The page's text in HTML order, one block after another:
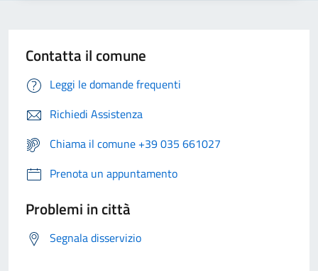
Contatta il comune
Leggi le domande frequenti
Richiedi Assistenza
Chiama il comune +39 035 661027
Prenota un appuntamento
Problemi in città
Segnala disservizio